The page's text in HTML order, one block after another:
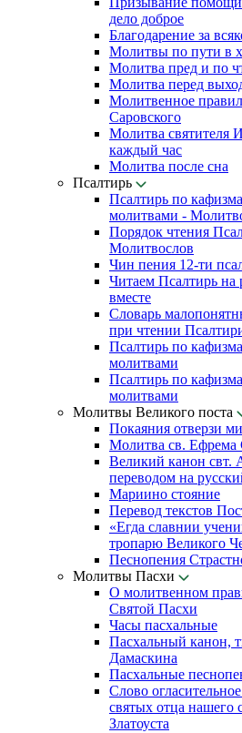
дело доброе
Благодарение за
Молитвы по пути в
Молитва пред и по
Молитва перед
Молитвенное
Саровского
Молитва святителя
каждый час
Молитва после сна
Псалтирь
Псалтирь по
молитвами -
Порядок чтения
Молитвослов
Чин пения 12-ти
Читаем Псалтирь на
вместе
Словарь
при чтении
Псалтирь по
молитвами
Псалтирь по
молитвами
Молитвы Великого поста
Покаяния отверзи
Молитва св. Ефрема
Великий канон свт.
переводом на
Мариино стояние
Перевод текстов
«Егда славнии
тропарю Великого
Песнопения
Молитвы Пасхи
О молитвенном
Святой Пасхи
Часы пасхальные
Пасхальный канон,
Дамаскина
Пасхальные
Слово
святых отца нашего
Златоуста